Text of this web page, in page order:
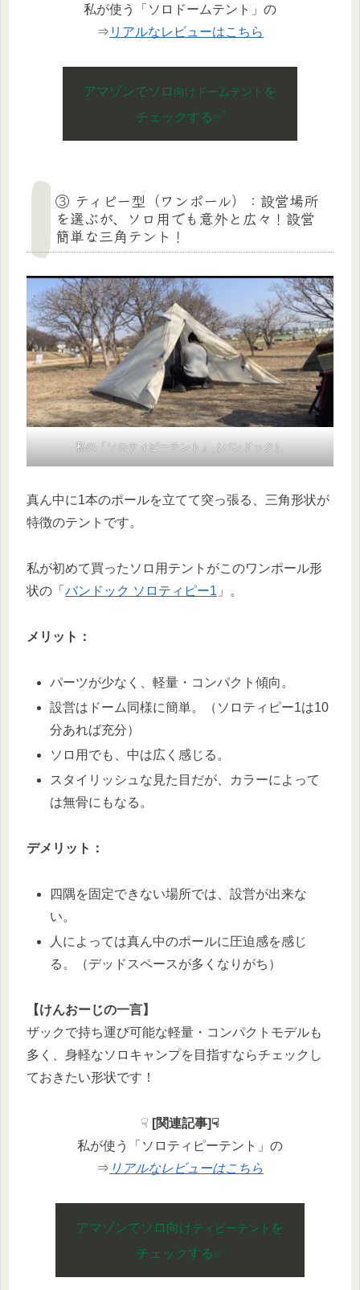
私が使う「ソロドームテント」の
⇒ リアルなレビューはこちら
アマゾンでソロ 向け ドームテント を
チェックする✅
③ ティピー型（ワンポール）：設営場所
を選ぶが、ソロ用でも意外と広々！設営
簡単な三角テント！
私の「ソロティピーテント」（バンドック）
真ん中に1本のポールを立てて突っ張る、三角形状が
特徴のテントです。
私が初めて買ったソロ用テントがこのワンポール形
状の「 バンドック ソロティピー1 」。
メリット：
パーツが少なく、軽量・コンパクト傾向。
設営はドーム同様に簡単。（ソロティピー1は10
分あれば充分）
ソロ用でも、中は広く感じる。
スタイリッシュな見た目だが、カラーによって
は無骨にもなる。
デメリット：
四隅を固定できない場所では、設営が出来な
い。
人によっては真ん中のポールに圧迫感を感じ
る。（デッドスペースが多くなりがち）
【けんおーじの一言】
ザックで持ち運び可能な軽量・コンパクトモデルも
多く、身軽なソロキャンプを目指すならチェックし
ておきたい形状です！
☟ [関連記事]☟
私が使う「ソロティピーテント」の
⇒ リアルなレビューはこちら
アマゾンでソロ向けティピーテント を
チェックする✅